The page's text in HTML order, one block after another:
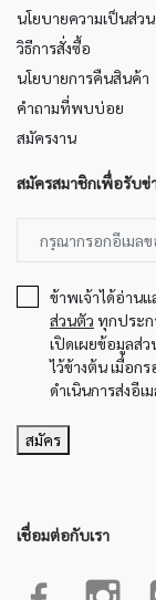
นโยบายความเป็นส่ว
วิธีการสั่งซื้อ
นโยบายการคืนสินค้า
คำถามที่พบบ่อย
สมัครงาน
สมัครสมาชิกเพื่อรับข่
ข้าพเจ้าได้อ่าน
ส่วนตัว ทุกประก
เปิดเผยข้อมูลส่
ไว้ข้างต้น เมื่อ
ดำเนินการส่งอี
สมัคร
เชื่อมต่อกับเรา